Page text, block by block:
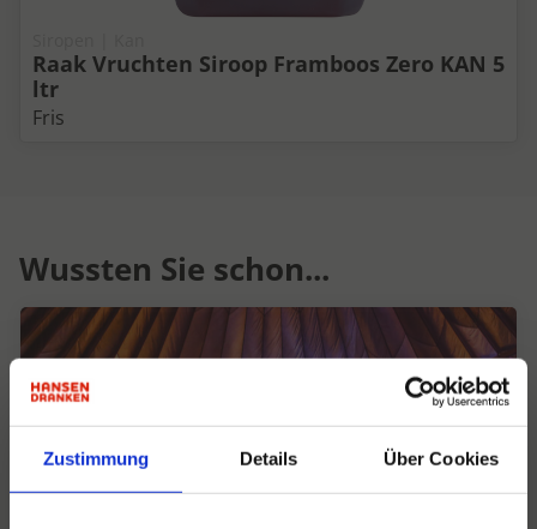
Zustimmung Details Über Cookies
Raak Vruchten Siroop Framboos Zero KAN 5
ltr
Fris
Wussten Sie schon...